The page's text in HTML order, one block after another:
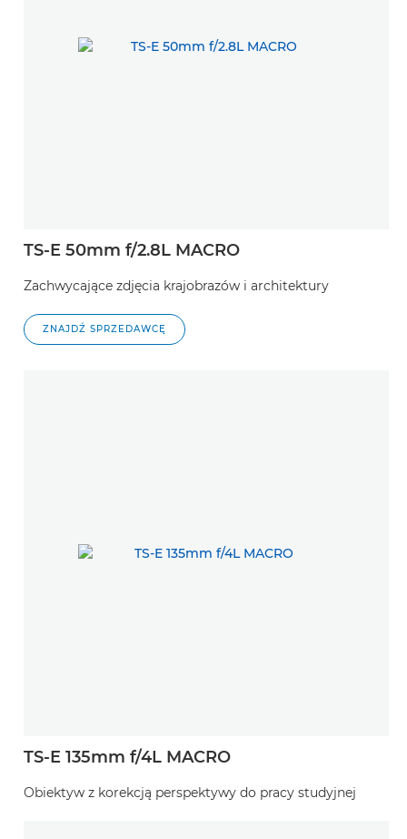
TS-E 50mm f/2.8L MACRO
Zachwycające zdjęcia krajobrazów i architektury
ZNAJDŹ SPRZEDAWCĘ
TS-E 135mm f/4L MACRO
Obiektyw z korekcją perspektywy do pracy studyjnej